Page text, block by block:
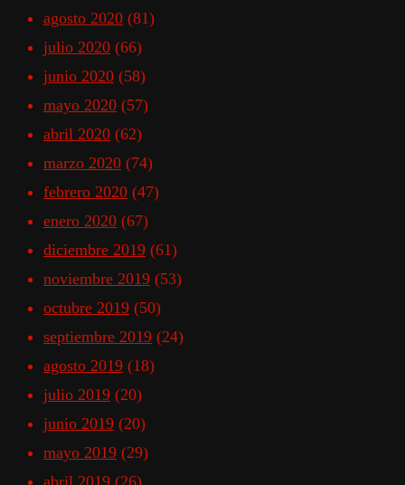
agosto 2020 (81)
julio 2020 (66)
junio 2020 (58)
mayo 2020 (57)
abril 2020 (62)
marzo 2020 (74)
febrero 2020 (47)
enero 2020 (67)
diciembre 2019 (61)
noviembre 2019 (53)
octubre 2019 (50)
septiembre 2019 (24)
agosto 2019 (18)
julio 2019 (20)
junio 2019 (20)
mayo 2019 (29)